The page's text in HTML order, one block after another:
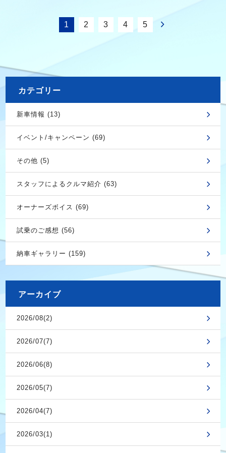
1 2 3 4 5
カテゴリー
新車情報 (13)
イベント/キャンペーン (69)
その他 (5)
スタッフによるクルマ紹介 (63)
オーナーズボイス (69)
試乗のご感想 (56)
納車ギャラリー (159)
アーカイブ
2026/08(2)
2026/07(7)
2026/06(8)
2026/05(7)
2026/04(7)
2026/03(1)